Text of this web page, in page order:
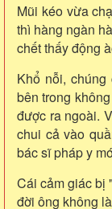
Mũi kéo vừa
thì hàng ngàn
chết thấy động
Khổ nỗi,
bên trong
được ra ngoài.
chui cả vào
bác sĩ pháp y
Cái cảm giác bị
đời ông không